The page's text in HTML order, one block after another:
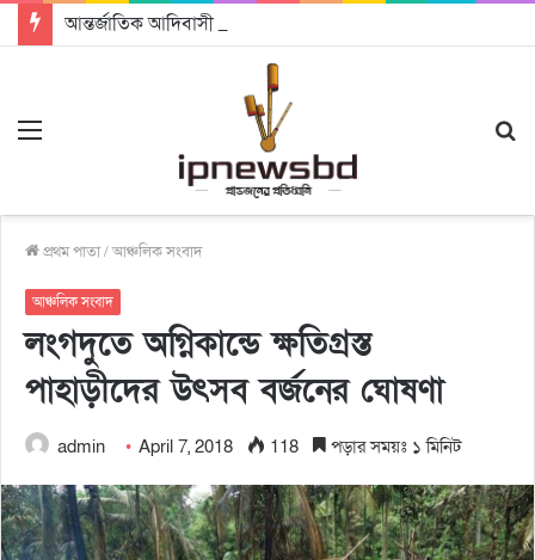
প্রথম পাতা/আঞ্চলিক সংবাদ
আঞ্চলিক সংবাদ
লংগদুতে অগ্নিকান্ডে ক্ষতিগ্রস্ত
পাহাড়ীদের উৎসব বর্জনের ঘোষণা
admin April 7, 2018 118 পড়ার সময়ঃ ১ মিনিট